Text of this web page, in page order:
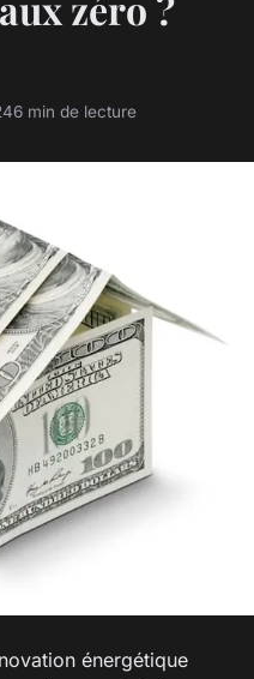
6 min de lecture
énergétique